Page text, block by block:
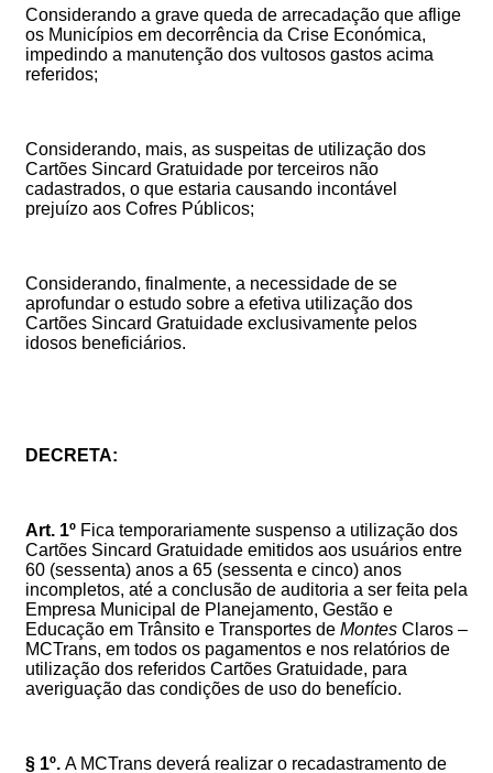
Considerando a grave queda de arrecadação que aflige
os Municípios em decorrência da Crise Económica,
impedindo a manutenção dos vultosos gastos acima
referidos;
Considerando, mais, as suspeitas de utilização dos
Cartões Sincard Gratuidade por terceiros não
cadastrados, o que estaria causando incontável
prejuízo aos Cofres Públicos;
Considerando, finalmente, a necessidade de se
aprofundar o estudo sobre a efetiva utilização dos
Cartões Sincard Gratuidade exclusivamente pelos
idosos beneficiários.
DECRETA:
Art. 1º Fica temporariamente suspenso a utilização dos
Cartões Sincard Gratuidade emitidos aos usuários entre
60 (sessenta) anos a 65 (sessenta e cinco) anos
incompletos, até a conclusão de auditoria a ser feita pela
Empresa Municipal de Planejamento, Gestão e
Educação em Trânsito e Transportes de Montes Claros –
MCTrans, em todos os pagamentos e nos relatórios de
utilização dos referidos Cartões Gratuidade, para
averiguação das condições de uso do benefício.
§ 1º. A MCTrans deverá realizar o recadastramento de